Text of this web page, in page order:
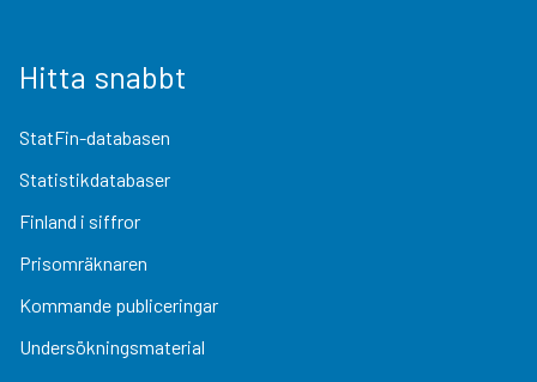
Hitta snabbt
StatFin-databasen
Statistikdatabaser
Finland i siffror
Prisomräknaren
Kommande publiceringar
Undersökningsmaterial